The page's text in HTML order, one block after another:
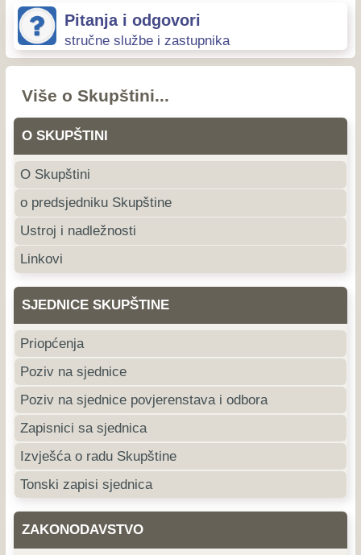
Pitanja i odgovori
stručne službe i zastupnika
Više o Skupštini...
O SKUPŠTINI
O Skupštini
o predsjedniku Skupštine
Ustroj i nadležnosti
Linkovi
SJEDNICE SKUPŠTINE
Priopćenja
Poziv na sjednice
Poziv na sjednice povjerenstava i odbora
Zapisnici sa sjednica
Izvješća o radu Skupštine
Tonski zapisi sjednica
ZAKONODAVSTVO